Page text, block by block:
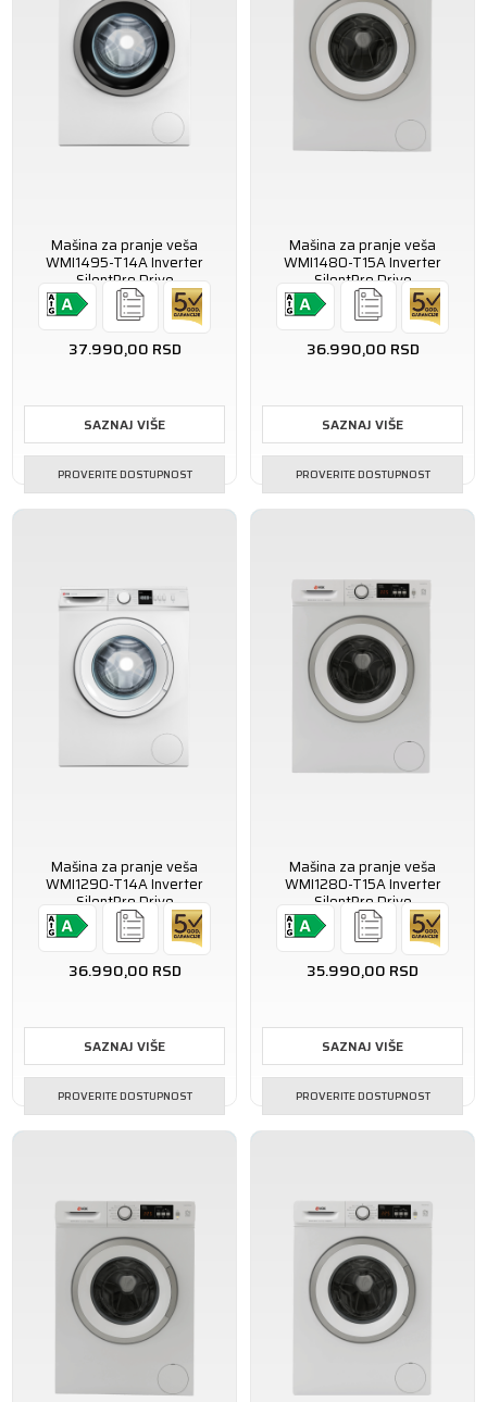
Mašina za pranje veša
WMI1495-T14A Inverter
SilentPro Drive
37.990,00 RSD
SAZNAJ VIŠE
PROVERITE DOSTUPNOST
Mašina za pranje veša
WMI1480-T15A Inverter
SilentPro Drive
36.990,00 RSD
SAZNAJ VIŠE
PROVERITE DOSTUPNOST
Mašina za pranje veša
WMI1290-T14A Inverter
SilentPro Drive
36.990,00 RSD
SAZNAJ VIŠE
PROVERITE DOSTUPNOST
Mašina za pranje veša
WMI1280-T15A Inverter
SilentPro Drive
35.990,00 RSD
SAZNAJ VIŠE
PROVERITE DOSTUPNOST